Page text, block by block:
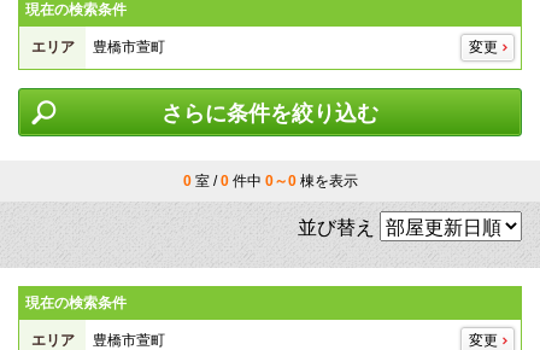
現在の検索条件
エリア 豊橋市萱町 変更
さらに条件を絞り込む
0室 /0件中 0～0棟を表示
並び替え
現在の検索条件
エリア 豊橋市萱町 変更